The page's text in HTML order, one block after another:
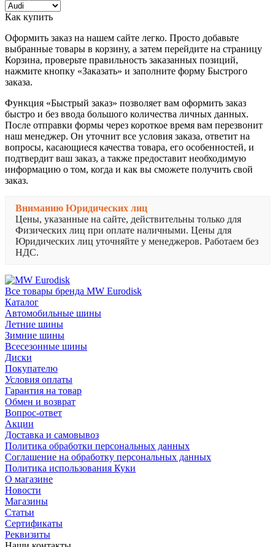
Как купить
Оформить заказ на нашем сайте легко. Просто добавьте
выбранные товары в корзину, а затем перейдите на страницу
Корзина, проверьте правильность заказанных позиций,
нажмите кнопку «Заказать» и заполните форму Быстрого
заказа.
Функция «Быстрый заказ» позволяет вам оформить заказ
быстро и без ввода большого количества личных данных.
После отправки формы через короткое время вам перезвонит
наш менеджер. Он уточнит все условия заказа, ответит на
вопросы, касающиеся качества товара, его особенностей, и
подтвердит ваш заказ, а также предоставит необходимую
информацию о том, когда и как вы сможете получить свой
заказ.
Вниманию Юридических лиц
Цены, указанные на сайте, действительны только для
Физических лиц при оплате наличными. Цены для
Юридических лиц уточняйте у менеджеров. Работаем без
НДС.
Все товары бренда MW Eurodisk
Каталог
Автомобильные шины
Летние шины
Зимние шины
Всесезонные шины
Диски
Покупателю
Условия оплаты
Гарантия на товар
Обмен и возврат
Вопрос-ответ
Акции
Доставка и самовывоз
Политика обработки персональных данных
Соглашение на обработку персональных данных
Политика использования Куки
О магазине
Новости
Магазины
Статьи
Сертификаты
Реквизиты